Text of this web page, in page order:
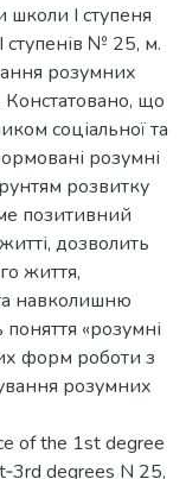
школи І ступеня
ступенів № 25, м.
розумних
Констатовано, що
соціальної та
розумні
розвитку
позитивний
дозволить
життя,
навколишню
поняття «розумні
форм роботи з
розумних
of the 1st degree
degrees N 25,